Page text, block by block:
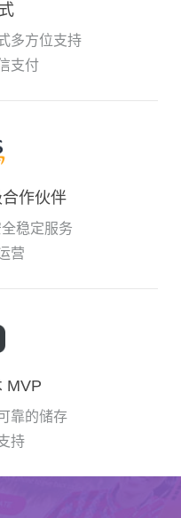
多方位支持
支付
作伙伴
稳定服务
营
MVP
靠的储存
持